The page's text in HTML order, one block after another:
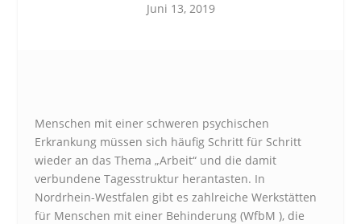
Juni 13, 2019
Menschen mit einer schweren psychischen
Erkrankung müssen sich häufig Schritt für Schritt
wieder an das Thema „Arbeit“ und die damit
verbundene Tagesstruktur herantasten. In
Nordrhein-Westfalen gibt es zahlreiche Werkstätten
für Menschen mit einer Behinderung (WfbM ), die